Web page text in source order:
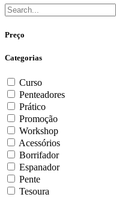
Preço
Categorias
Curso
Penteadores
Prático
Promoção
Workshop
Acessórios
Borrifador
Espanador
Pente
Tesoura